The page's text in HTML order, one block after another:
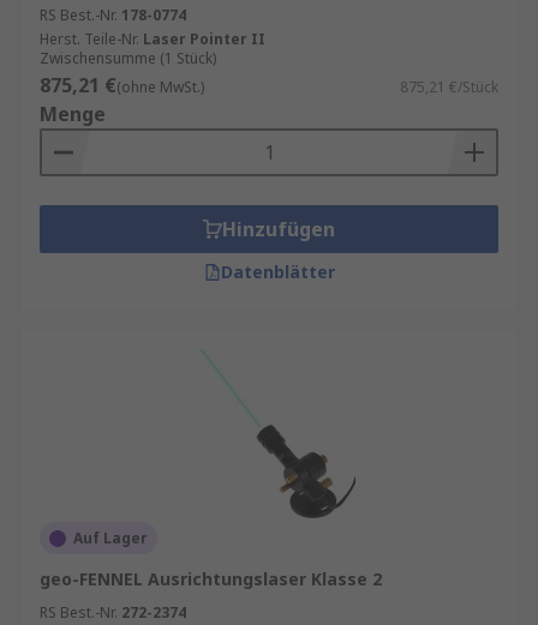
RS Best.-Nr. 178-0774
Herst. Teile-Nr. Laser Pointer II
Zwischensumme (1 Stück)
875,21 €(ohne MwSt.) 875,21 €/Stück
Menge
Hinzufügen
Datenblätter
Auf Lager
geo-FENNEL Ausrichtungslaser Klasse 2
RS Best.-Nr. 272-2374